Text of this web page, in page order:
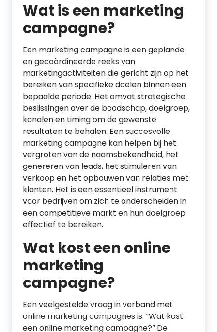
Wat is een marketing
campagne?
Een marketing campagne is een geplande
en gecoördineerde reeks van
marketingactiviteiten die gericht zijn op het
bereiken van specifieke doelen binnen een
bepaalde periode. Het omvat strategische
beslissingen over de boodschap, doelgroep,
kanalen en timing om de gewenste
resultaten te behalen. Een succesvolle
marketing campagne kan helpen bij het
vergroten van de naamsbekendheid, het
genereren van leads, het stimuleren van
verkoop en het opbouwen van relaties met
klanten. Het is een essentieel instrument
voor bedrijven om zich te onderscheiden in
een competitieve markt en hun doelgroep
effectief te bereiken.
Wat kost een online
marketing
campagne?
Een veelgestelde vraag in verband met
online marketing campagnes is: “Wat kost
een online marketing campagne?” De